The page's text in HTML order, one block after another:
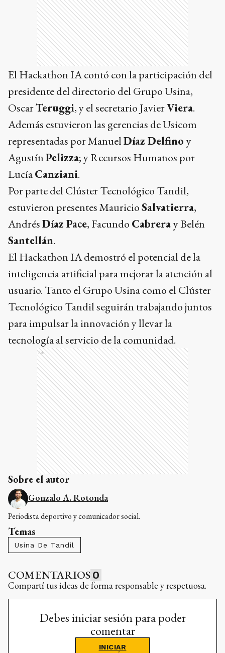
El Hackathon IA contó con la participación del
presidente del directorio del Grupo Usina,
OscarTeruggi, y el secretario JavierViera.
Además estuvieron las gerencias de Usicom
representadas por ManuelDíaz Delfino y
AgustínPelizza; y Recursos Humanos por
LucíaCanziani.
Por parte del Clúster Tecnológico Tandil,
estuvieron presentes MauricioSalvatierra,
AndrésDíaz Pace, Facundo Cabreray Belén
Santellán.
El Hackathon IA demostró el potencial de la
inteligencia artificial para mejorar la atención al
usuario. Tanto el Grupo Usina como el Clúster
Tecnológico Tandil seguirán trabajando juntos
para impulsar la innovación y llevar la
tecnología al servicio de la comunidad.
Ads
Sobre el autor
Gonzalo A. Rotonda
Periodista deportivo y comunicador social.
Temas
Usina De Tandil
COMENTARIOS 0
Compartí tus ideas de forma responsable y respetuosa.
Debes iniciar sesión para poder
comentar
INICIAR